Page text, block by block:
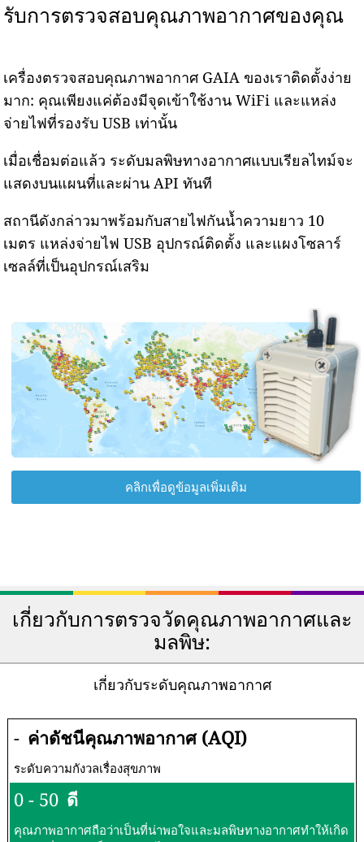
รับการตรวจสอบคุณภาพอากาศของคุณ
เครื่องตรวจสอบคุณภาพอากาศ GAIA ของเราติดตั้งง่าย
มาก: คุณเพียงแค่ต้องมีจุดเข้าใช้งาน WiFi และแหล่ง
จ่ายไฟที่รองรับ USB เท่านั้น
เมื่อเชื่อมต่อแล้ว ระดับมลพิษทางอากาศแบบเรียลไทม์จะ
แสดงบนแผนที่และผ่าน API ทันที
สถานีดังกล่าวมาพร้อมกับสายไฟกันน้ำความยาว 10
เมตร แหล่งจ่ายไฟ USB อุปกรณ์ติดตั้ง และแผงโซลาร์
เซลล์ที่เป็นอุปกรณ์เสริม
คลิกเพื่อดูข้อมูลเพิ่มเติม
เกี่ยวกับการตรวจวัดคุณภาพอากาศและ
มลพิษ:
เกี่ยวกับระดับคุณภาพอากาศ
- ค่าดัชนีคุณภาพอากาศ (AQI)
ระดับความกังวลเรื่องสุขภาพ
0 - 50 ดี
คุณภาพอากาศถือว่าเป็นที่น่าพอใจและมลพิษทางอากาศทำให้เกิด